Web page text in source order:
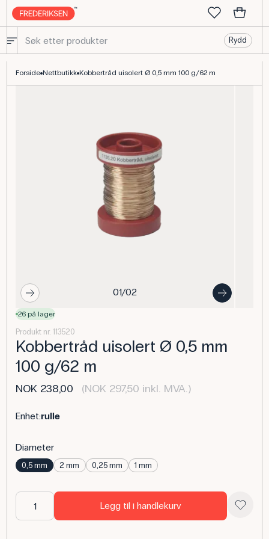
Rydd
Forside Nettbutikk Kobbertråd uisolert Ø 0,5 mm 100 g/62 m
01/02
26 på lager
Produkt nr. 113520
Kobbertråd uisolert Ø 0,5 mm
100 g/62 m
NOK 238,00 (NOK 297,50 inkl. MVA.)
Enhet:rulle
Diameter
0,5 mm 2 mm 0,25 mm 1 mm
Legg til i handlekurv